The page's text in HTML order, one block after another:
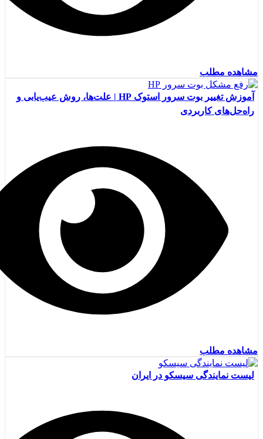
مشاهده مطلب
آموزش تغییر بوت سرور استوک HP | علت‌ها، روش عیب‌یابی و
راه‌حل‌های کاربردی
مشاهده مطلب
لیست نمایندگی سیسکو در ایران